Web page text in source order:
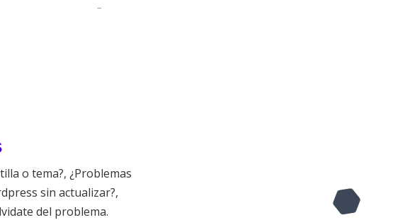
–
o tema?, ¿Problemas
sin actualizar?,
del problema.